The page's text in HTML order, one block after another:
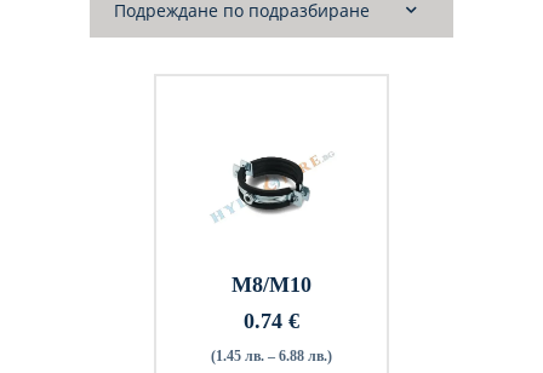
M8/M10
0.74 €
(1.45 лв. – 6.88 лв.)